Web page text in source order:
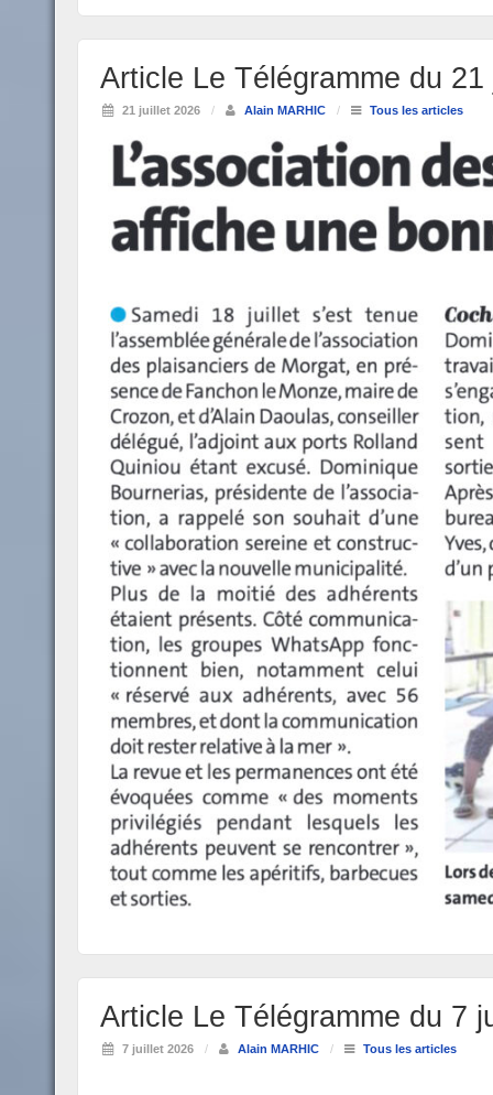
Article Le Télégramme du
21 juillet 2026 / Alain MARHIC / Tous les articles
Article Le Télégramme du 7
7 juillet 2026 / Alain MARHIC / Tous les articles